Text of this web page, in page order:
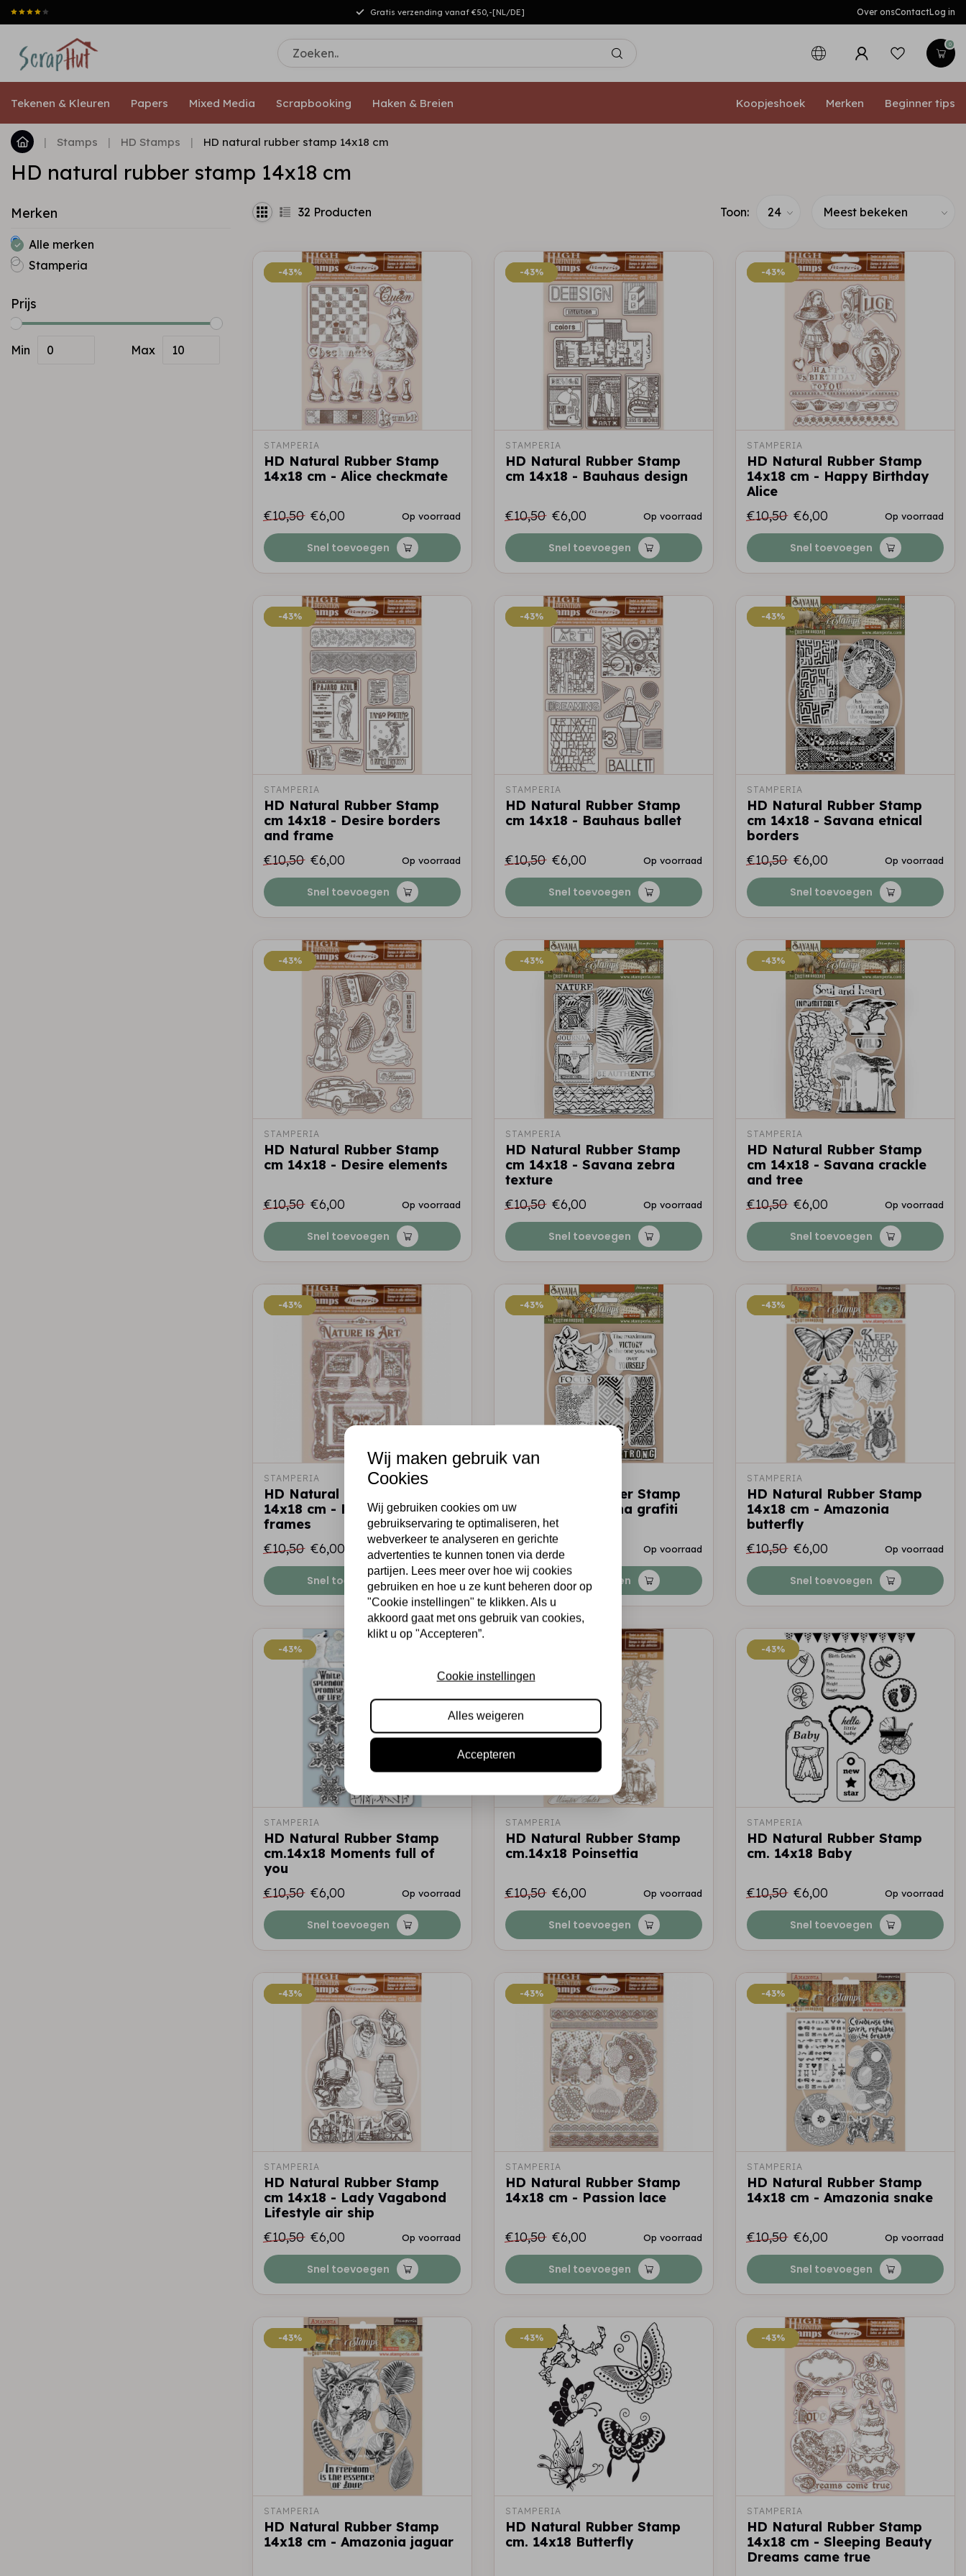
Gratis verzending vanaf €50,-[NL/DE] Over onsContactLog in
0
Tekenen & Kleuren Papers Mixed Media Scrapbooking Haken & Breien Koopjeshoek Merken Beginner tips
| Stamps | HD Stamps | HD natural rubber stamp 14x18 cm
HD natural rubber stamp 14x18 cm
Merken
Alle merken
Stamperia
Prijs
Min Max
32 Producten Toon:
-43%
-43%
STAMPERIA
HD Natural Rubber Stamp
14x18 cm - Alice checkmate
€10,50 €6,00 Op voorraad
Snel toevoegen
-43%
-43%
STAMPERIA
HD Natural Rubber Stamp
cm 14x18 - Bauhaus design
€10,50 €6,00 Op voorraad
Snel toevoegen
-43%
-43%
STAMPERIA
HD Natural Rubber Stamp
14x18 cm - Happy Birthday
Alice
€10,50 €6,00 Op voorraad
Snel toevoegen
-43%
-43%
STAMPERIA
HD Natural Rubber Stamp
cm 14x18 - Desire borders
and frame
€10,50 €6,00 Op voorraad
Snel toevoegen
-43%
-43%
STAMPERIA
HD Natural Rubber Stamp
cm 14x18 - Bauhaus ballet
€10,50 €6,00 Op voorraad
Snel toevoegen
-43%
-43%
STAMPERIA
HD Natural Rubber Stamp
cm 14x18 - Savana etnical
borders
€10,50 €6,00 Op voorraad
Snel toevoegen
-43%
-43%
STAMPERIA
HD Natural Rubber Stamp
cm 14x18 - Desire elements
€10,50 €6,00 Op voorraad
Snel toevoegen
-43%
-43%
STAMPERIA
HD Natural Rubber Stamp
cm 14x18 - Savana zebra
texture
€10,50 €6,00 Op voorraad
Snel toevoegen
-43%
-43%
STAMPERIA
HD Natural Rubber Stamp
cm 14x18 - Savana crackle
and tree
€10,50 €6,00 Op voorraad
Snel toevoegen
-43%
-43%
STAMPERIA
HD Natural Rubber Stamp
14x18 cm - Nature is Art
frames
€10,50 €6,00 Op voorraad
Snel toevoegen
-43%
-43%
HD Natural Rubber Stamp
cm 14x18 - Savana grafiti
€10,50 €6,00 Op voorraad
Snel toevoegen
-43%
-43%
STAMPERIA
HD Natural Rubber Stamp
14x18 cm - Amazonia
butterfly
€10,50 €6,00 Op voorraad
Snel toevoegen
-43%
-43%
STAMPERIA
HD Natural Rubber Stamp
cm.14x18 Moments full of
you
€10,50 €6,00 Op voorraad
Snel toevoegen
STAMPERIA
HD Natural Rubber Stamp
cm.14x18 Poinsettia
€10,50 €6,00 Op voorraad
Snel toevoegen
-43%
-43%
STAMPERIA
HD Natural Rubber Stamp
cm. 14x18 Baby
€10,50 €6,00 Op voorraad
Snel toevoegen
-43%
-43%
STAMPERIA
HD Natural Rubber Stamp
cm 14x18 - Lady Vagabond
Lifestyle air ship
€10,50 €6,00 Op voorraad
Snel toevoegen
-43%
-43%
STAMPERIA
HD Natural Rubber Stamp
14x18 cm - Passion lace
€10,50 €6,00 Op voorraad
Snel toevoegen
-43%
-43%
STAMPERIA
HD Natural Rubber Stamp
14x18 cm - Amazonia snake
€10,50 €6,00 Op voorraad
Snel toevoegen
-43%
-43%
STAMPERIA
HD Natural Rubber Stamp
14x18 cm - Amazonia jaguar
-43%
-43%
STAMPERIA
HD Natural Rubber Stamp
cm. 14x18 Butterfly
-43%
-43%
STAMPERIA
HD Natural Rubber Stamp
14x18 cm - Sleeping Beauty
Dreams came true
Wij maken gebruik van
Cookies
Wij gebruiken cookies om uw
gebruikservaring te optimaliseren, het
webverkeer te analyseren en gerichte
advertenties te kunnen tonen via derde
partijen. Lees meer over hoe wij cookies
gebruiken en hoe u ze kunt beheren door op
"Cookie instellingen" te klikken. Als u
akkoord gaat met ons gebruik van cookies,
klikt u op "Accepteren”.
Cookie instellingen
Alles weigeren
Accepteren